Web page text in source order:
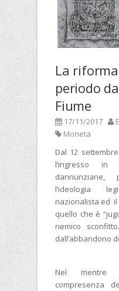
La
periodo
Fiume
17/11/2017
Moneta
Dal 12
l’ingresso in
dannunziane,
l’ideologia
nazionalista ed
quello che è
nemico
dall’abbandono
Nel mentre
compresenza